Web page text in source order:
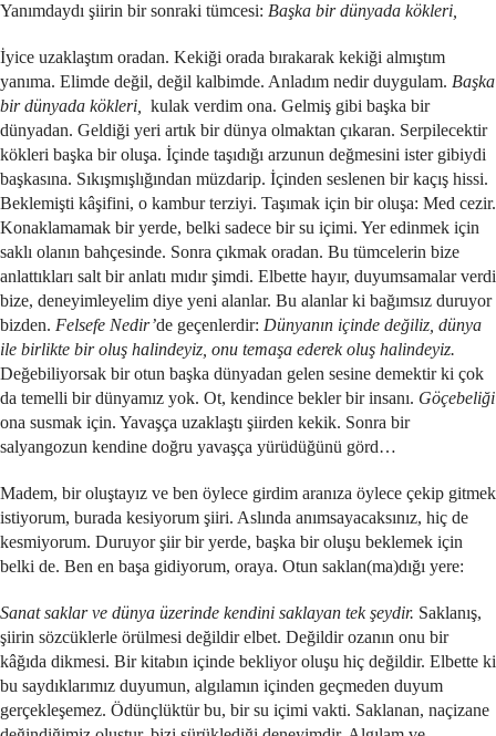
Yanımdaydı şiirin bir sonraki tümcesi: Başka bir dünyada kökleri,
İyice uzaklaştım oradan. Kekiği orada bırakarak kekiği almıştım
yanıma. Elimde değil, değil kalbimde. Anladım nedir duygulam. Başka
bir dünyada kökleri,
kulak verdim ona. Gelmiş gibi başka bir
dünyadan. Geldiği yeri artık bir dünya olmaktan çıkaran. Serpilecektir
kökleri başka bir oluşa. İçinde taşıdığı arzunun değmesini ister gibiydi
başkasına. Sıkışmışlığından müzdarip. İçinden seslenen bir kaçış hissi.
Beklemişti kâşifini, o kambur terziyi. Taşımak için bir oluşa: Med cezir.
Konaklamamak bir yerde, belki sadece bir su içimi. Yer edinmek için
saklı olanın bahçesinde. Sonra çıkmak oradan. Bu tümcelerin bize
anlattıkları salt bir anlatı mıdır şimdi. Elbette hayır, duyumsamalar verdi
bize, deneyimleyelim diye yeni alanlar. Bu alanlar ki bağımsız duruyor
bizden. Felsefe Nedir’de geçenlerdir: Dünyanın içinde değiliz, dünya
ile birlikte bir oluş halindeyiz, onu temaşa ederek oluş halindeyiz.
Değebiliyorsak bir otun başka dünyadan gelen sesine demektir ki çok
da temelli bir dünyamız yok. Ot, kendince bekler bir insanı. Göçebeliği
ona susmak için. Yavaşça uzaklaştı şiirden kekik. Sonra bir
salyangozun kendine doğru yavaşça yürüdüğünü görd…
Madem, bir oluştayız ve ben öylece girdim aranıza öylece çekip gitmek
istiyorum, burada kesiyorum şiiri. Aslında anımsayacaksınız, hiç de
kesmiyorum. Duruyor şiir bir yerde, başka bir oluşu beklemek için
belki de. Ben en başa gidiyorum, oraya. Otun saklan(ma)dığı yere:
Sanat saklar ve dünya üzerinde kendini saklayan tek şeydir. Saklanış,
şiirin sözcüklerle örülmesi değildir elbet. Değildir ozanın onu bir
kâğıda dikmesi. Bir kitabın içinde bekliyor oluşu hiç değildir. Elbette ki
bu saydıklarımız duyumun, algılamın içinden geçmeden duyum
gerçekleşemez. Ödünçlüktür bu, bir su içimi vakti. Saklanan, naçizane